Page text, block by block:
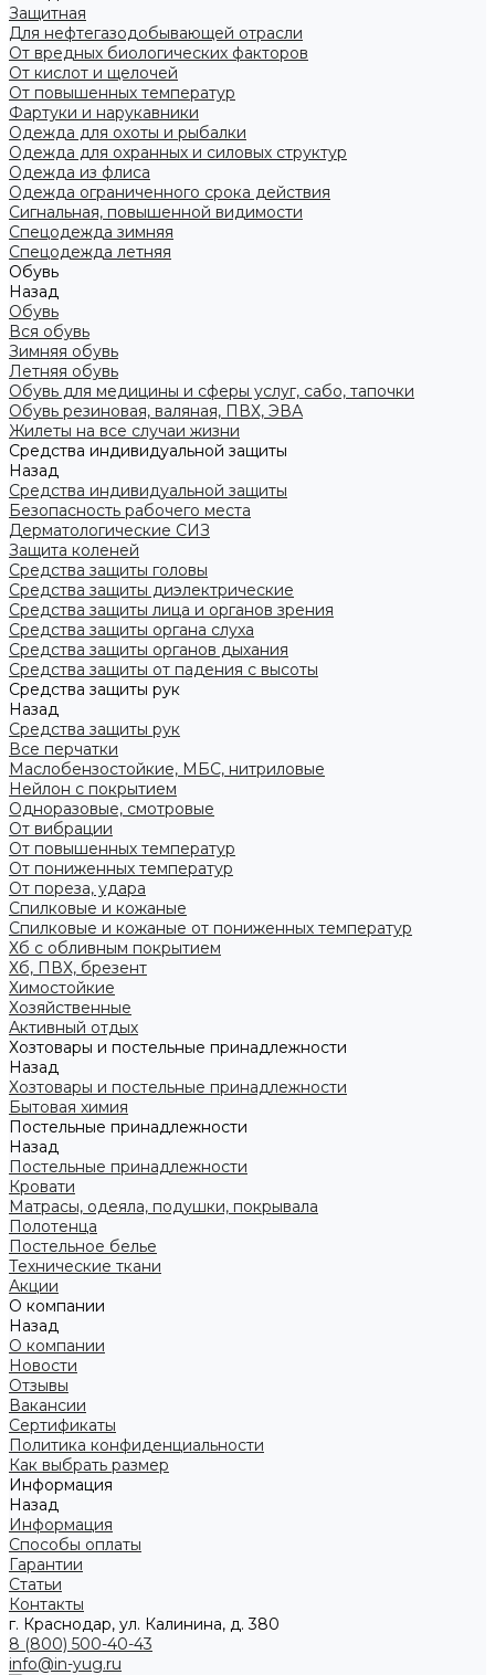
Защитная
Для нефтегазодобывающей отрасли
От вредных биологических факторов
От кислот и щелочей
От повышенных температур
Фартуки и нарукавники
Одежда для охоты и рыбалки
Одежда для охранных и силовых структур
Одежда из флиса
Одежда ограниченного срока действия
Сигнальная, повышенной видимости
Спецодежда зимняя
Спецодежда летняя
Обувь
Назад
Обувь
Вся обувь
Зимняя обувь
Летняя обувь
Обувь для медицины и сферы услуг, сабо, тапочки
Обувь резиновая, валяная, ПВХ, ЭВА
Жилеты на все случаи жизни
Средства индивидуальной защиты
Назад
Средства индивидуальной защиты
Безопасность рабочего места
Дерматологические СИЗ
Защита коленей
Средства защиты головы
Средства защиты диэлектрические
Средства защиты лица и органов зрения
Средства защиты органа слуха
Средства защиты органов дыхания
Средства защиты от падения с высоты
Средства защиты рук
Назад
Средства защиты рук
Все перчатки
Маслобензостойкие, МБС, нитриловые
Нейлон с покрытием
Одноразовые, смотровые
От вибрации
От повышенных температур
От пониженных температур
От пореза, удара
Спилковые и кожаные
Спилковые и кожаные от пониженных температур
Хб с обливным покрытием
Хб, ПВХ, брезент
Химостойкие
Хозяйственные
Активный отдых
Хозтовары и постельные принадлежности
Назад
Хозтовары и постельные принадлежности
Бытовая химия
Постельные принадлежности
Назад
Постельные принадлежности
Кровати
Матрасы, одеяла, подушки, покрывала
Полотенца
Постельное белье
Технические ткани
Акции
О компании
Назад
О компании
Новости
Отзывы
Вакансии
Сертификаты
Политика конфиденциальности
Как выбрать размер
Информация
Назад
Информация
Способы оплаты
Гарантии
Статьи
Контакты
г. Краснодар, ул. Калинина, д. 380
8 (800) 500-40-43
info@in-yug.ru